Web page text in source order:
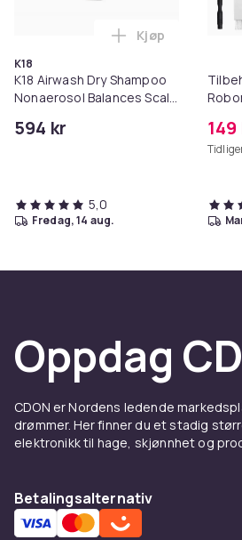
K18
K18 Airwash Dry Shampoo
Nonaerosol Balances Scalp
594 kr
Legg K18
Kjøp
5,0
fredag, 14 aug.
149
Oppdag
CDON er Nordens ledende
drømmer. Her finner du et stadig
elektronikk til hage, skjønnhet og
Betalingsalternativ